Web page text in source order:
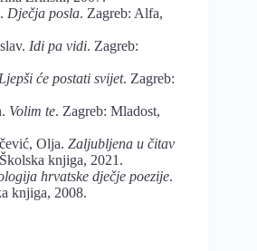
Dječja posla. Zagreb: Alfa,
Idi pa vidi. Zagreb:
Ljepši će postati svijet. Zagreb:
Volim te. Zagreb: Mladost,
Olja. Zaljubljena u čitav
knjiga, 2021.
hrvatske dječje poezije.
knjiga, 2008.